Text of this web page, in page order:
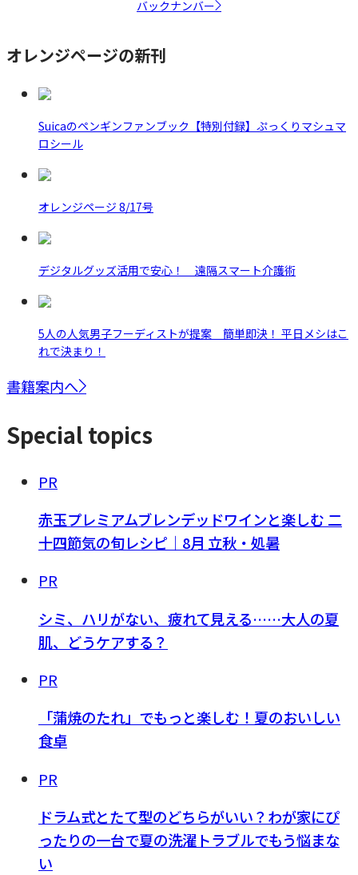
バックナンバー
オレンジページの新刊
Suicaのペンギンファンブック【特別付録】ぷっくりマシュマ
ロシール
オレンジページ 8/17号
デジタルグッズ活用で安心！ 遠隔スマート介護術
5人の人気男子フーディストが提案 簡単即決！ 平日メシはこ
れで決まり！
書籍案内へ
Special topics
PR
赤玉プレミアムブレンデッドワインと楽しむ 二
十四節気の旬レシピ｜8月 立秋・処暑
PR
シミ、ハリがない、疲れて見える……大人の夏
肌、どうケアする？
PR
「蒲焼のたれ」でもっと楽しむ！夏のおいしい
食卓
PR
ドラム式とたて型のどちらがいい？わが家にぴ
ったりの一台で夏の洗濯トラブルでもう悩まな
い